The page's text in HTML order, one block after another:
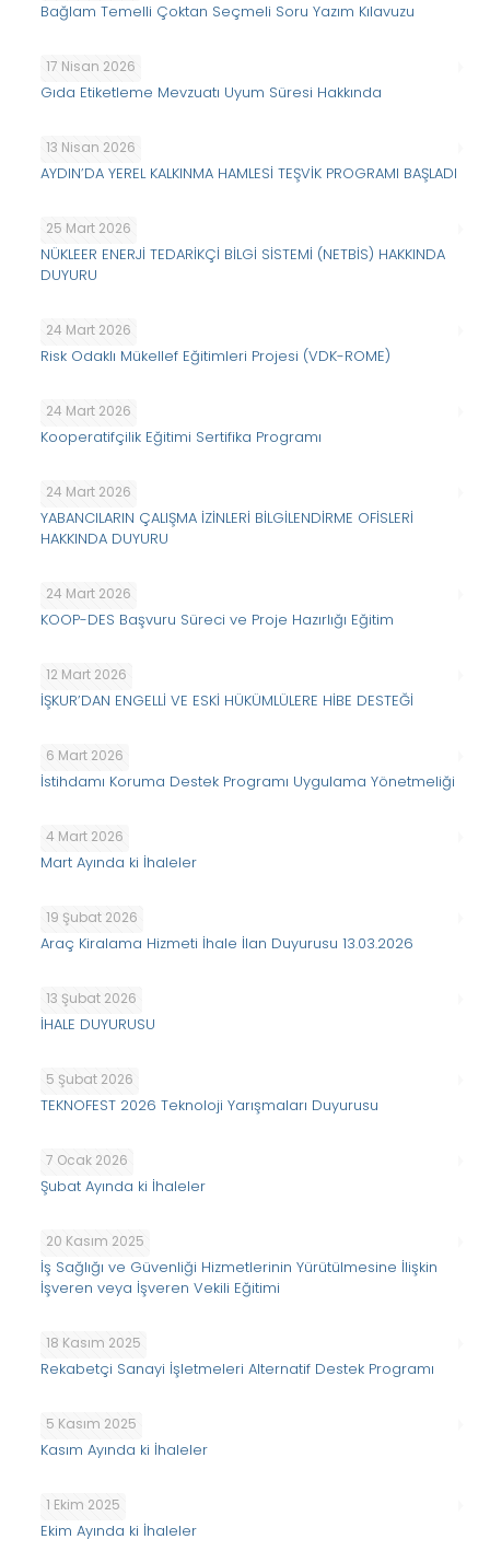
Bağlam Temelli Çoktan Seçmeli Soru Yazım Kılavuzu
17 Nisan 2026
Gıda Etiketleme Mevzuatı Uyum Süresi Hakkında
13 Nisan 2026
AYDIN’DA YEREL KALKINMA HAMLESİ TEŞVİK PROGRAMI BAŞLADI
25 Mart 2026
NÜKLEER ENERJİ TEDARİKÇİ BİLGİ SİSTEMİ (NETBİS) HAKKINDA
DUYURU
24 Mart 2026
Risk Odaklı Mükellef Eğitimleri Projesi (VDK-ROME)
24 Mart 2026
Kooperatifçilik Eğitimi Sertifika Programı
24 Mart 2026
YABANCILARIN ÇALIŞMA İZİNLERİ BİLGİLENDİRME OFİSLERİ
HAKKINDA DUYURU
24 Mart 2026
KOOP-DES Başvuru Süreci ve Proje Hazırlığı Eğitim
12 Mart 2026
İŞKUR’DAN ENGELLİ VE ESKİ HÜKÜMLÜLERE HİBE DESTEĞİ
6 Mart 2026
İstihdamı Koruma Destek Programı Uygulama Yönetmeliği
4 Mart 2026
Mart Ayında ki İhaleler
19 Şubat 2026
Araç Kiralama Hizmeti İhale İlan Duyurusu 13.03.2026
13 Şubat 2026
İHALE DUYURUSU
5 Şubat 2026
TEKNOFEST 2026 Teknoloji Yarışmaları Duyurusu
7 Ocak 2026
Şubat Ayında ki İhaleler
20 Kasım 2025
İş Sağlığı ve Güvenliği Hizmetlerinin Yürütülmesine İlişkin
İşveren veya İşveren Vekili Eğitimi
18 Kasım 2025
Rekabetçi Sanayi İşletmeleri Alternatif Destek Programı
5 Kasım 2025
Kasım Ayında ki İhaleler
1 Ekim 2025
Ekim Ayında ki İhaleler